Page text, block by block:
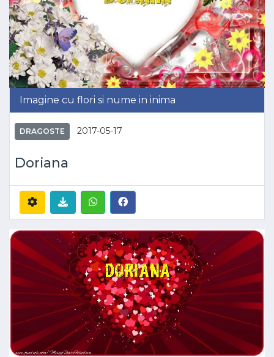
Imagine cu flori si nume in inima
DRAGOSTE 2017-05-17
Doriana